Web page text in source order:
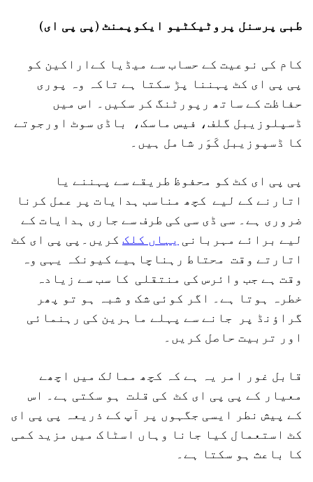
طبی پرسنل پروٹیکٹیو ایکوپمنٹ (پی پی ای)
کام کی نوعیت کے حساب سے میڈیا کےاراکین کو
پی پی ای کٹ پہننا پڑ سکتا ہے تاکہ وہ پوری
حفاظت کے ساتھ رپورٹنگ کر سکیں۔ اس میں
ڈسپلوزیبل گلف، فیس ماسک، باڈی سوٹ اورجوتے
کا ڈسپوزیبل کَوَر شامل ہیں۔
پی پی ای کٹ کو محفوظ طریقے سے پہننے یا
اتارنے کے لیے کچھ مناسب ہدایات پر عمل کرنا
ضروری ہے۔ سی ڈی سی کی طرف سے جاری ہدایات کے
لیے برائے مہربانییہاں کلک کریں۔پی پی ای کٹ
اتارتے وقت محتاط رہناچاہیے کیونکہ یہی وہ
وقت ہے جب وائرس کی منتقلی کا سب سے زیادہ
خطرہ ہوتا ہے۔ اگر کوئی شک و شبہ ہو تو پھر
گراؤنڈ پر جانے سے پہلے ماہرین کی رہنمائی
اور تربیت حاصل کریں۔
قابل غور امر یہ ہے کہ کچھ ممالک میں اچھے
معیار کے پی پی ای کٹ کی قلت ہو سکتی ہے۔ اس
کے پیش نطر ایسی جگہوں پر آپ کے ذریعہ پی پی ای
کٹ استعمال کیا جانا وہاں اسٹاک میں مزید کمی
کا باعث ہو سکتا ہے۔